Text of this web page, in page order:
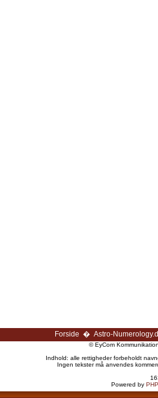
Forside � Astro-
© EyCom
Indhold: alle rettigheder forbeholdt
Ingen tekster må anvendes
Powered by